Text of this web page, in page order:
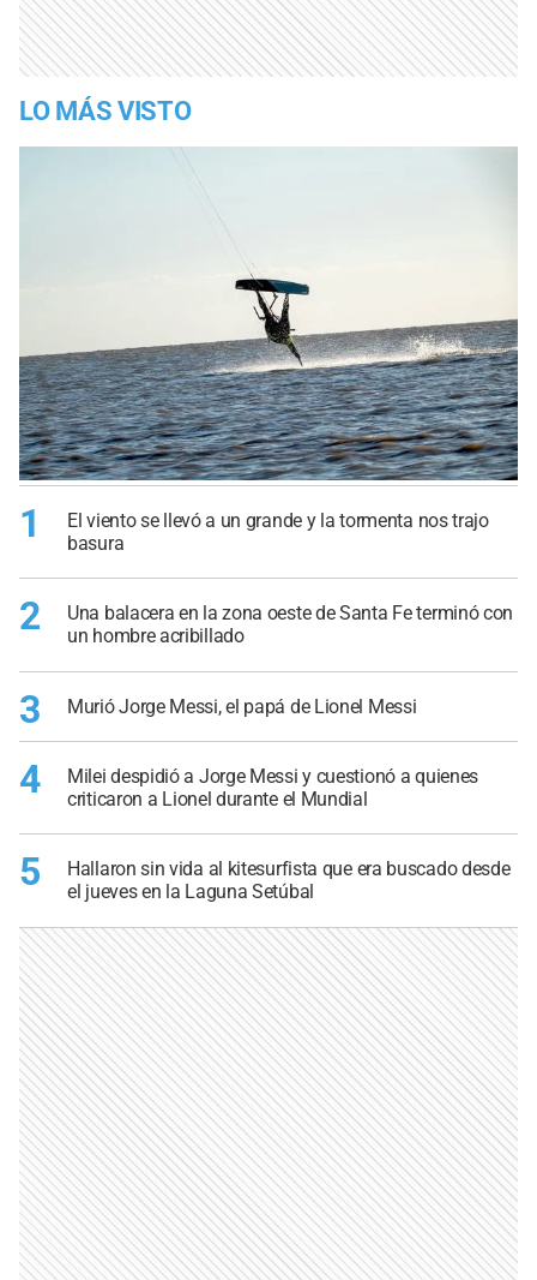
LO MÁS VISTO
1
El viento se llevó a un grande y la tormenta nos trajo
basura
2
Una balacera en la zona oeste de Santa Fe terminó con
un hombre acribillado
3 Murió Jorge Messi, el papá de Lionel Messi
4
Milei despidió a Jorge Messi y cuestionó a quienes
criticaron a Lionel durante el Mundial
5
Hallaron sin vida al kitesurfista que era buscado desde
el jueves en la Laguna Setúbal